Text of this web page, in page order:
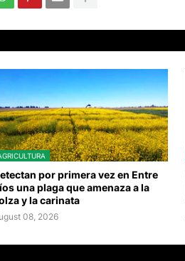
por primera vez en Entre
una plaga que amenaza a la
y la carinata
08, 2026